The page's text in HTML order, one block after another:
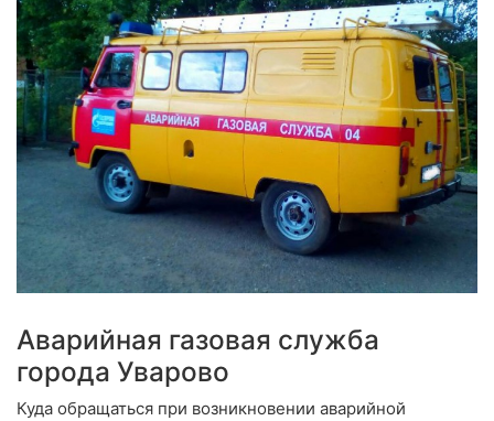
Аварийная газовая служба
города Уварово
Куда обращаться при возникновении аварийной